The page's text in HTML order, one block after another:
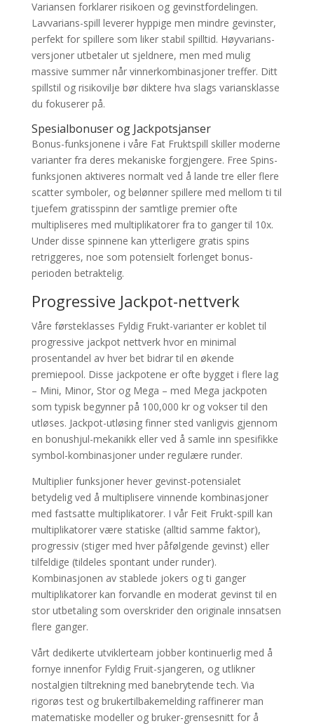
Variansen forklarer risikoen og gevinstfordelingen.
Lavvarians-spill leverer hyppige men mindre gevinster,
perfekt for spillere som liker stabil spilltid. Høyvarians-
versjoner utbetaler ut sjeldnere, men med mulig
massive summer når vinnerkombinasjoner treffer. Ditt
spillstil og risikovilje bør diktere hva slags variansklasse
du fokuserer på.
Spesialbonuser og Jackpotsjanser
Bonus-funksjonene i våre Fat Fruktspill skiller moderne
varianter fra deres mekaniske forgjengere. Free Spins-
funksjonen aktiveres normalt ved å lande tre eller flere
scatter symboler, og belønner spillere med mellom ti til
tjuefem gratisspinn der samtlige premier ofte
multipliseres med multiplikatorer fra to ganger til 10x.
Under disse spinnene kan ytterligere gratis spins
retriggeres, noe som potensielt forlenget bonus-
perioden betraktelig.
Progressive Jackpot-nettverk
Våre førsteklasses Fyldig Frukt-varianter er koblet til
progressive jackpot nettverk hvor en minimal
prosentandel av hver bet bidrar til en økende
premiepool. Disse jackpotene er ofte bygget i flere lag
– Mini, Minor, Stor og Mega – med Mega jackpoten
som typisk begynner på 100,000 kr og vokser til den
utløses. Jackpot-utløsing finner sted vanligvis gjennom
en bonushjul-mekanikk eller ved å samle inn spesifikke
symbol-kombinasjoner under regulære runder.
Multiplier funksjoner hever gevinst-potensialet
betydelig ved å multiplisere vinnende kombinasjoner
med fastsatte multiplikatorer. I vår Feit Frukt-spill kan
multiplikatorer være statiske (alltid samme faktor),
progressiv (stiger med hver påfølgende gevinst) eller
tilfeldige (tildeles spontant under runder).
Kombinasjonen av stablede jokers og ti ganger
multiplikatorer kan forvandle en moderat gevinst til en
stor utbetaling som overskrider den originale innsatsen
flere ganger.
Vårt dedikerte utviklerteam jobber kontinuerlig med å
fornye innenfor Fyldig Fruit-sjangeren, og utlikner
nostalgien tiltrekning med banebrytende tech. Via
rigorøs test og brukertilbakemelding raffinerer man
matematiske modeller og bruker-grensesnitt for å